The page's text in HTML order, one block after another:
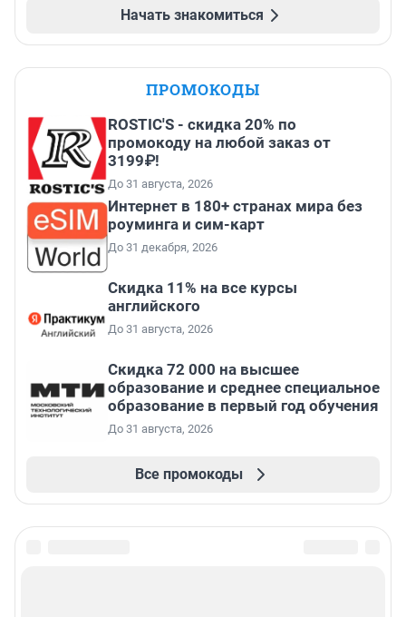
Начать знакомиться
ПРОМОКОДЫ
ROSTIC'S - скидка 20% по
промокоду на любой заказ от
3199₽!
До 31 августа, 2026
Интернет в 180+ странах мира без
роуминга и сим-карт
До 31 декабря, 2026
Скидка 11% на все курсы
английского
До 31 августа, 2026
Скидка 72 000 на высшее
образование и среднее специальное
образование в первый год обучения
До 31 августа, 2026
Все промокоды